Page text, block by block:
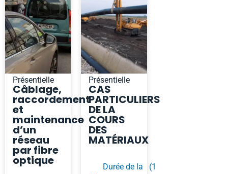
Présentielle
Câblage,
raccordement
et
maintenance
d’un
réseau
par fibre
optique
Présentielle
CAS
PARTICULIERS
DE LA
COURS
DES
MATÉRIAUX
Durée de la
(1